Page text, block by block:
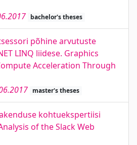
bachelor's theses
põhine arvutuste
LINQ liidese. Graphics
Acceleration Through
master's theses
kohtuekspertiisi
of the Slack Web